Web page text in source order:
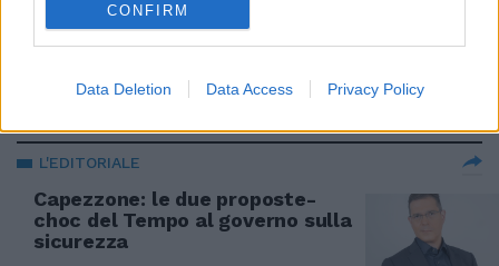
CONFIRM
Data Deletion Data Access Privacy Policy
In stato di fermo ma subito liberi
14/01/2026
L'EDITORIALE
Capezzone: le due proposte-
choc del Tempo al governo sulla
sicurezza